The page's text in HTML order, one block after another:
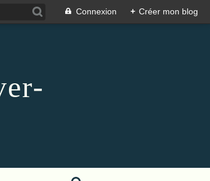
Connexion + Créer mon blog